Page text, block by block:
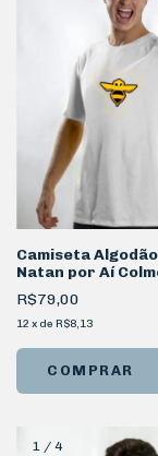
Camiseta
Natan por Aí
Frente
R$79,00
12 x de R$8,13
COMPRAR
1 / 4